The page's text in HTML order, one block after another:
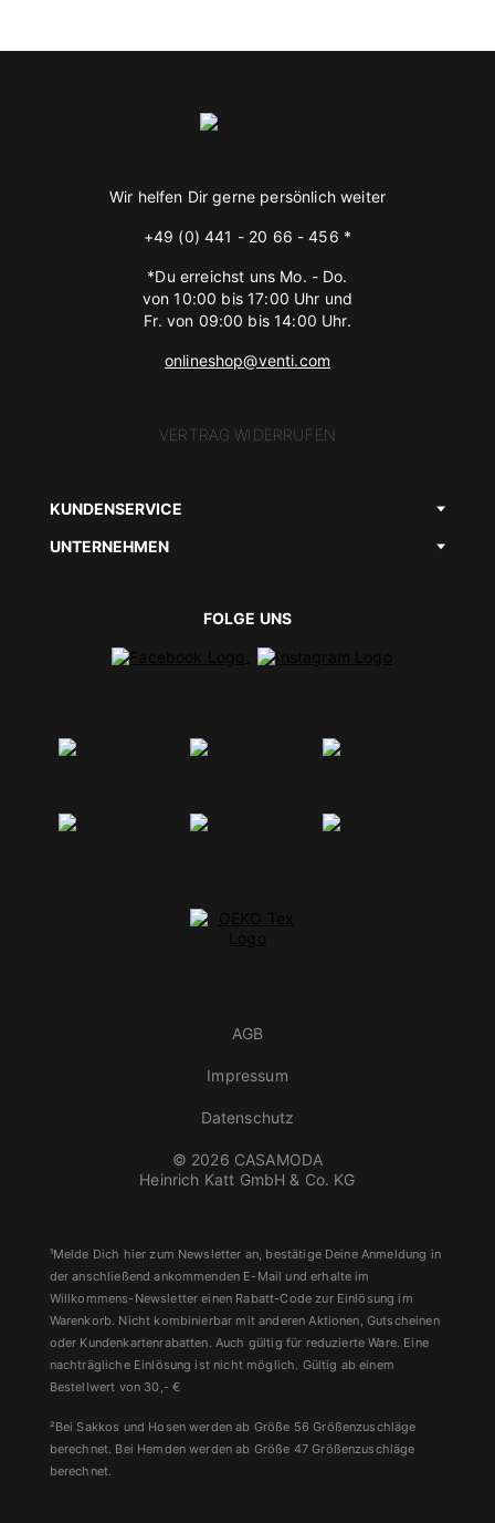
Wir helfen Dir gerne persönlich weiter
+49 (0) 441 - 20 66 - 456 *
*Du erreichst uns Mo. - Do.
von 10:00 bis 17:00 Uhr und
Fr. von 09:00 bis 14:00 Uhr.
onlineshop@venti.com
VERTRAG WIDERRUFEN
KUNDENSERVICE
UNTERNEHMEN
FOLGE UNS
© 2026 CASAMODA
Heinrich Katt GmbH & Co. KG
AGB
Impressum
Datenschutz
¹Melde Dich hier zum Newsletter an, bestätige Deine Anmeldung in
der anschließend ankommenden E-Mail und erhalte im
Willkommens-Newsletter einen Rabatt-Code zur Einlösung im
Warenkorb. Nicht kombinierbar mit anderen Aktionen, Gutscheinen
oder Kundenkartenrabatten. Auch gültig für reduzierte Ware. Eine
nachträgliche Einlösung ist nicht möglich. Gültig ab einem
Bestellwert von 30,- €
²Bei Sakkos und Hosen werden ab Größe 56 Größenzuschläge
berechnet. Bei Hemden werden ab Größe 47 Größenzuschläge
berechnet.